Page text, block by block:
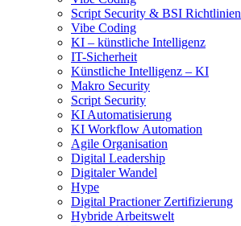
Script Security & BSI Richtlinien
Vibe Coding
KI – künstliche Intelligenz
IT-Sicherheit
Künstliche Intelligenz – KI
Makro Security
Script Security
KI Automatisierung
KI Workflow Automation
Agile Organisation
Digital Leadership
Digitaler Wandel
Hype
Digital Practioner Zertifizierung
Hybride Arbeitswelt